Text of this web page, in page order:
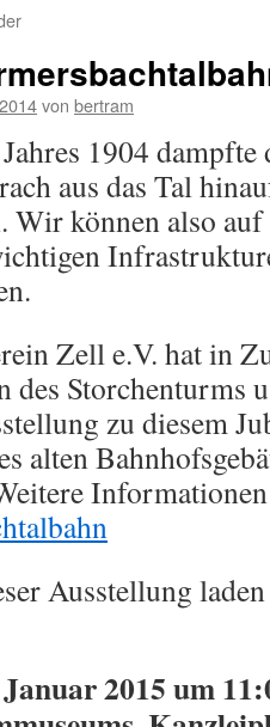
von bertram
1904 dampfte
aus das Tal
Wir können also
Zell e.V. hat in
des Storchenturms
zu diesem
alten
Ausstellung
Januar 2015 um